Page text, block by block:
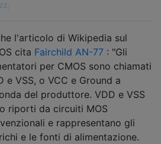
l'articolo di Wikipedia sul
cita Fairchild AN-77 : "Gli
per CMOS sono chiamati
e VSS, o VCC e Ground a
del produttore. VDD e VSS
riporti da circuiti MOS
e rappresentano gli
e le fonti di alimentazione.